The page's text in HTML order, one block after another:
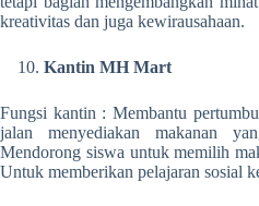
kreativitas dan juga kewirausahaan.
Kantin MH Mart
Fungsi kantin : Membantu
jalan menyediakan makanan
Mendorong siswa untuk memilih
Untuk memberikan pelajaran sosial